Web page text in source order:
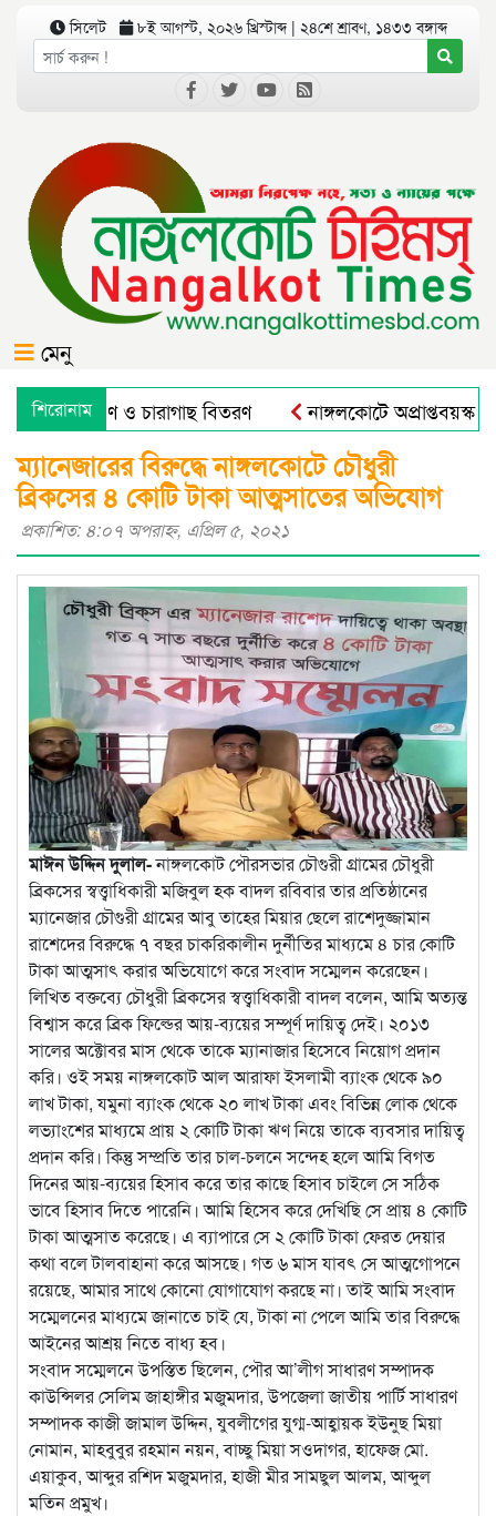
সিলেট ৮ই আগস্ট, ২০২৬ খ্রিস্টাব্দ | ২৪শে শ্রাবণ, ১৪৩৩ বঙ্গাব্দ
মেনু
শিরোনাম
বৃক্ষরোপণ ও চারাগাছ বিতরণ নাঙ্গলকোটে অপ্রাপ্তবয়স্ক
ম্যানেজারের বিরুদ্ধে নাঙ্গলকোটে চৌধুরী
ব্রিকসের ৪ কোটি টাকা আত্মসাতের অভিযোগ
প্রকাশিত: ৪:০৭ অপরাহ্ণ, এপ্রিল ৫, ২০২১
মাঈন উদ্দিন দুলাল-নাঙ্গলকোট পৌরসভার চৌগুরী গ্রামের চৌধুরী
ব্রিকসের স্বত্ত্বাধিকারী মজিবুল হক বাদল রবিবার তার প্রতিষ্ঠানের
ম্যানেজার চৌগুরী গ্রামের আবু তাহের মিয়ার ছেলে রাশেদুজ্জামান
রাশেদের বিরুদ্ধে ৭ বছর চাকরিকালীন দুর্নীতির মাধ্যমে ৪ চার কোটি
টাকা আত্মসাৎ করার অভিযোগে করে সংবাদ সম্মেলন করেছেন।
লিখিত বক্তব্যে চৌধুরী ব্রিকসের স্বত্ত্বাধিকারী বাদল বলেন, আমি অত্যন্ত
বিশ্বাস করে ব্রিক ফিল্ডের আয়-ব্যয়ের সম্পূর্ণ দায়িত্ব দেই। ২০১৩
সালের অক্টোবর মাস থেকে তাকে ম্যানাজার হিসেবে নিয়োগ প্রদান
করি। ওই সময় নাঙ্গলকোট আল আরাফা ইসলামী ব্যাংক থেকে ৯০
লাখ টাকা, যমুনা ব্যাংক থেকে ২০ লাখ টাকা এবং বিভিন্ন লোক থেকে
লভ্যাংশের মাধ্যমে প্রায় ২ কোটি টাকা ঋণ নিয়ে তাকে ব্যবসার দায়িত্ব
প্রদান করি। কিন্তু সম্প্রতি তার চাল-চলনে সন্দেহ হলে আমি বিগত
দিনের আয়-ব্যয়ের হিসাব করে তার কাছে হিসাব চাইলে সে সঠিক
ভাবে হিসাব দিতে পারেনি। আমি হিসেব করে দেখিছি সে প্রায় ৪ কোটি
টাকা আত্মসাত করেছে। এ ব্যাপারে সে ২ কোটি টাকা ফেরত দেয়ার
কথা বলে টালবাহানা করে আসছে। গত ৬ মাস যাবৎ সে আত্মগোপনে
রয়েছে, আমার সাথে কোনো যোগাযোগ করছে না। তাই আমি সংবাদ
সম্মেলনের মাধ্যমে জানাতে চাই যে, টাকা না পেলে আমি তার বিরুদ্ধে
আইনের আশ্রয় নিতে বাধ্য হব।
সংবাদ সম্মেলনে উপস্তিত ছিলেন, পৌর আ’লীগ সাধারণ সম্পাদক
কাউন্সিলর সেলিম জাহাঙ্গীর মজুমদার, উপজেলা জাতীয় পার্টি সাধারণ
সম্পাদক কাজী জামাল উদ্দিন, যুবলীগের যুগ্ম-আহ্বায়ক ইউনুছ মিয়া
নোমান, মাহবুবুর রহমান নয়ন, বাচ্ছু মিয়া সওদাগর, হাফেজ মো.
এয়াকুব, আব্দুর রশিদ মজুমদার, হাজী মীর সামছুল আলম, আব্দুল
মতিন প্রমুখ।